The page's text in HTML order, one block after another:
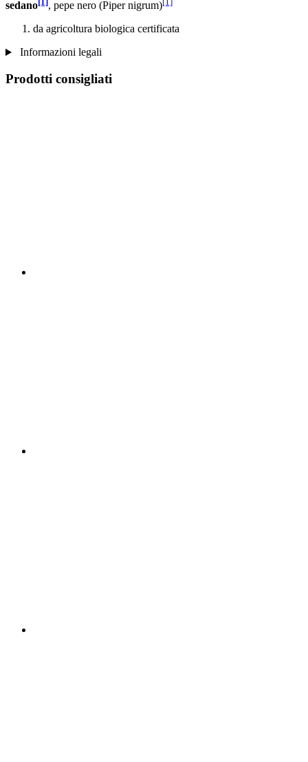
sedano , pepe nero (Piper nigrum)
da agricoltura biologica certificata
Informazioni legali
Prodotti consigliati